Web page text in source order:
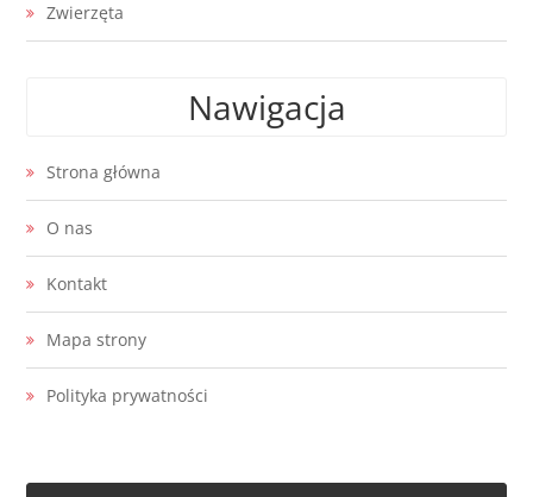
Zwierzęta
Nawigacja
Strona główna
O nas
Kontakt
Mapa strony
Polityka prywatności